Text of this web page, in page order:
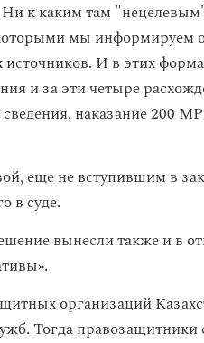
Ни к каким там
мы информируем
И в этих
и за эти четыре
наказание 200
еще не вступившим в
в суде.
вынесли также и в
организаций
Тогда